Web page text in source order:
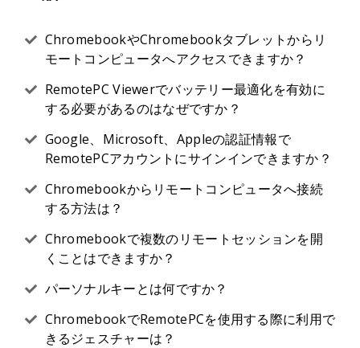
ChromebookやChromebookタブレットからリ
モートコンピュータへアクセスできますか？
RemotePC Viewerでバッテリー最適化を有効に
する必要があるのはなぜですか？
Google、Microsoft、Appleの認証情報で
RemotePCアカウントにサインインできますか？
Chromebookからリモートコンピュータへ接続
する方法は？
Chromebookで複数のリモートセッションを開
くことはできますか？
パーソナルキーとは何ですか？
ChromebookでRemotePCを使用する際に利用で
きるジェスチャーは？